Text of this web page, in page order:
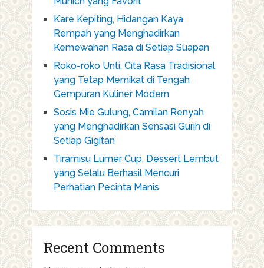
Kare Kepiting, Hidangan Kaya
Rempah yang Menghadirkan
Kemewahan Rasa di Setiap Suapan
Roko-roko Unti, Cita Rasa Tradisional
yang Tetap Memikat di Tengah
Gempuran Kuliner Modern
Sosis Mie Gulung, Camilan Renyah
yang Menghadirkan Sensasi Gurih di
Setiap Gigitan
Tiramisu Lumer Cup, Dessert Lembut
yang Selalu Berhasil Mencuri
Perhatian Pecinta Manis
Recent Comments